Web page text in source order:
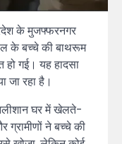
के मुजफ्फरनगर
के बच्चे की बाथरूम
हो गई। यह हादसा
जा रहा है।
घर में खेलते-
ने बच्चे की